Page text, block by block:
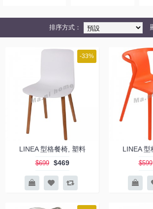
排序方式：
-33%
LINEA 型格餐椅, 塑料
$699 $469
LINEA 型
$599